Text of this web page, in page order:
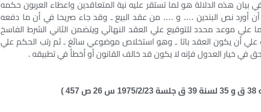
هذه الدلالة هو لما تستقر عليه نية المتعاقدين واعطاء العربون حكمه
أن أورد نص البندين …. و …. من عقد البيع ـ وقد جاء صريحا في أن ما دفعه
علي موعد محدد للتوقيع علي العقد النهائي ويتضمن الثاني الشرط الفاسخ
علي أن يكون العقد باتا ـ وهو استخلاص موضوعي سائغ ـ ثم رتب الحكم علي
في خيار العدول فإنه لا يكون قد خالف القانون أو أخطأ في تطبيقه .